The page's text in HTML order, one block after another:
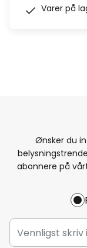
Varer på
Ønsker du
abonnere på